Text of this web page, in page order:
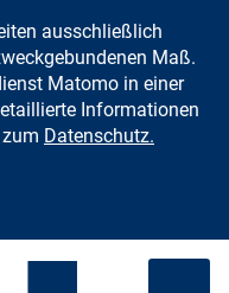
Inhalt springen
ausschließlich
Maß.
Matomo in einer
Informationen
Datenschutz.